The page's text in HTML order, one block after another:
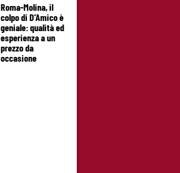
Roma-Molina, il
colpo di D’Amico è
geniale: qualità ed
esperienza a un
prezzo da
occasione